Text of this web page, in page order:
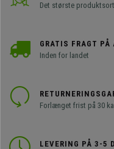
Det største
GRATIS FRAGT PÅ
Inden for landet
Forlænget frist på 30
LEVERING PÅ 3-5